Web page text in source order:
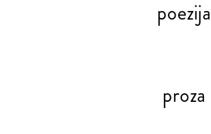
poezija
proza